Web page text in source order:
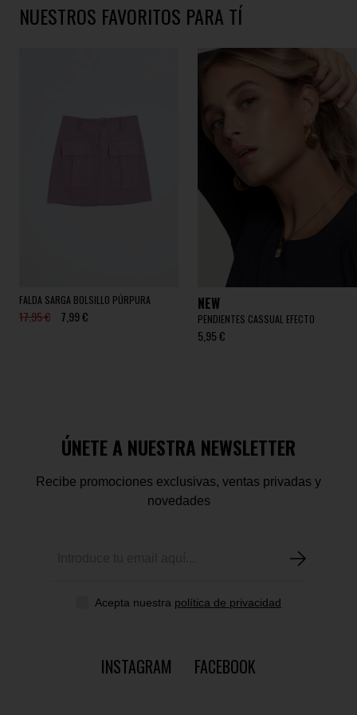
NUESTROS FAVORITOS PARA TÍ
FALDA SARGA BOLSILLO PÚRPURA
17,95 € 7,99 €
NEW
PENDIENTES CASSUAL EFECTO
5,95 €
ÚNETE A NUESTRA NEWSLETTER
Recibe promociones exclusivas, ventas privadas y
novedades
Acepta nuestra política de privacidad
INSTAGRAM FACEBOOK